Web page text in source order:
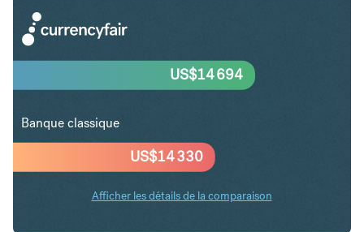
US$14 330
US$14 694
Banque classique
Afficher les détails de la comparaison